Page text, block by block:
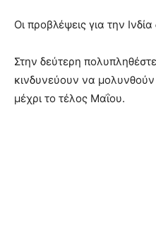
Οι προβλέψεις για την
Στην δεύτερη
κινδυνεύουν να μολυνθούν
μέχρι το τέλος Μαΐου.